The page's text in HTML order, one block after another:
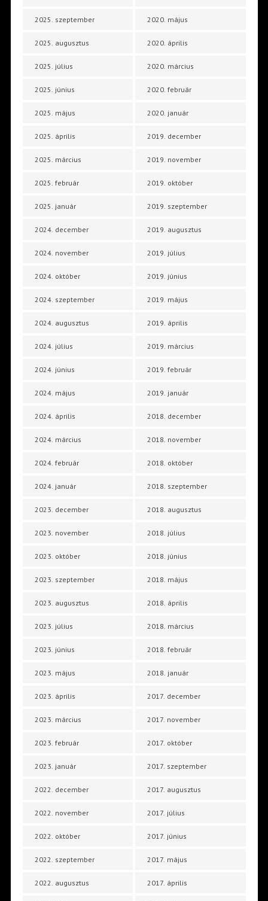
2025. szeptember
2025. augusztus
2025. július
2025. június
2025. május
2025. április
2025. március
2025. február
2025. január
2024. december
2024. november
2024. október
2024. szeptember
2024. augusztus
2024. július
2024. június
2024. május
2024. április
2024. március
2024. február
2024. január
2023. december
2023. november
2023. október
2023. szeptember
2023. augusztus
2023. július
2023. június
2023. május
2023. április
2023. március
2023. február
2023. január
2022. december
2022. november
2022. október
2022. szeptember
2022. augusztus
2020. május
2020. április
2020. március
2020. február
2020. január
2019. december
2019. november
2019. október
2019. szeptember
2019. augusztus
2019. július
2019. június
2019. május
2019. április
2019. március
2019. február
2019. január
2018. december
2018. november
2018. október
2018. szeptember
2018. augusztus
2018. július
2018. június
2018. május
2018. április
2018. március
2018. február
2018. január
2017. december
2017. november
2017. október
2017. szeptember
2017. augusztus
2017. július
2017. június
2017. május
2017. április